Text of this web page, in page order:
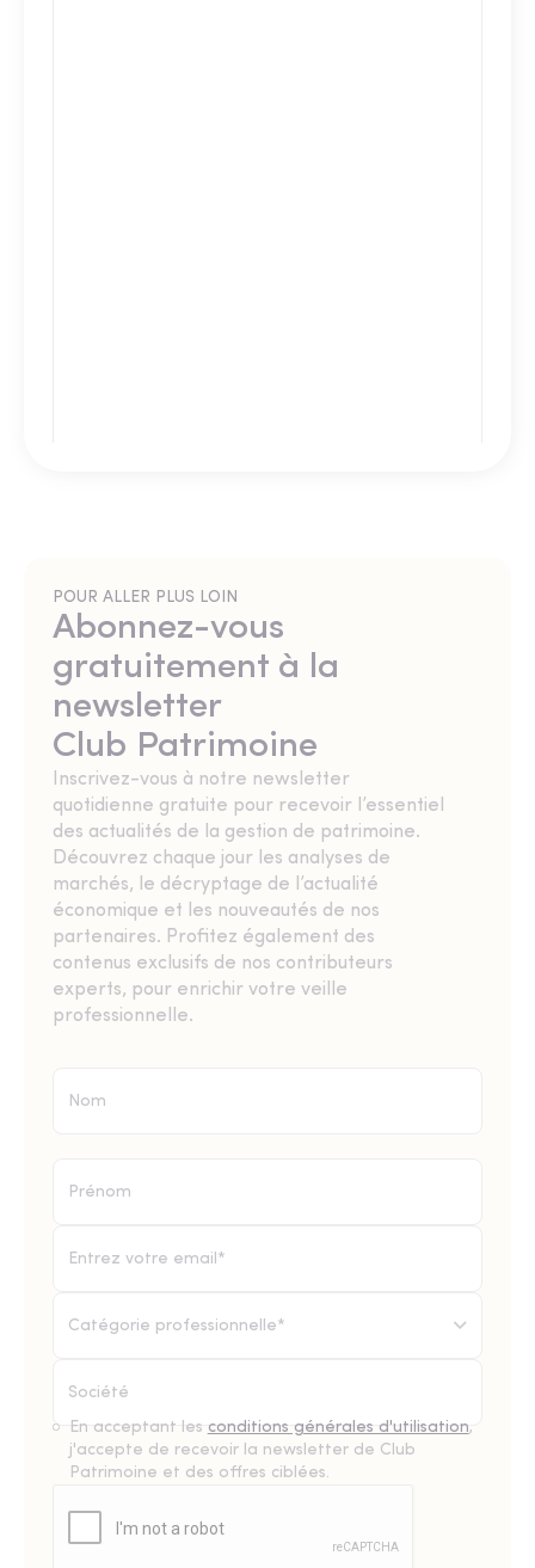
POUR ALLER PLUS LOIN
Abonnez-vous
gratuitement à la
newsletter
Club Patrimoine
Inscrivez-vous à notre newsletter
quotidienne gratuite pour recevoir l’essentiel
des actualités de la gestion de patrimoine.
Découvrez chaque jour les analyses de
marchés, le décryptage de l’actualité
économique et les nouveautés de nos
partenaires. Profitez également des
contenus exclusifs de nos contributeurs
experts, pour enrichir votre veille
professionnelle.
Catégorie professionnelle*
En acceptant les conditions générales d'utilisation,
j'accepte de recevoir la newsletter de Club
Patrimoine et des offres ciblées.